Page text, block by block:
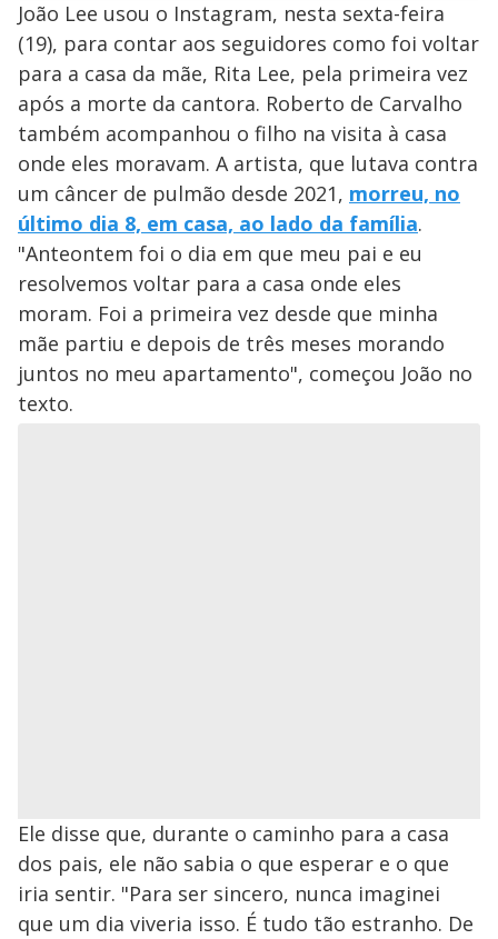
João Lee usou o Instagram, nesta sexta-feira
(19), para contar aos seguidores como foi voltar
para a casa da mãe, Rita Lee, pela primeira vez
após a morte da cantora. Roberto de Carvalho
também acompanhou o filho na visita à casa
onde eles moravam. A artista, que lutava contra
um câncer de pulmão desde 2021, morreu, no
último dia 8, em casa, ao lado da família.
"Anteontem foi o dia em que meu pai e eu
resolvemos voltar para a casa onde eles
moram. Foi a primeira vez desde que minha
mãe partiu e depois de três meses morando
juntos no meu apartamento", começou João no
texto.
Ele disse que, durante o caminho para a casa
dos pais, ele não sabia o que esperar e o que
iria sentir. "Para ser sincero, nunca imaginei
que um dia viveria isso. É tudo tão estranho. De